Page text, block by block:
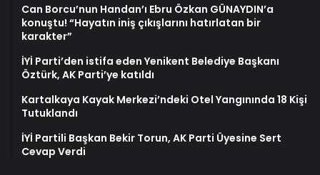
Can Borcu’nun Handan’ı Ebru Özkan GÜNAYDIN’a
konuştu! “Hayatın iniş çıkışlarını hatırlatan bir
karakter”
İYİ Parti’den istifa eden Yenikent Belediye Başkanı
Öztürk, AK Parti’ye katıldı
Kartalkaya Kayak Merkezi’ndeki Otel Yangınında 18 Kişi
Tutuklandı
İYİ Partili Başkan Bekir Torun, AK Parti Üyesine Sert
Cevap Verdi